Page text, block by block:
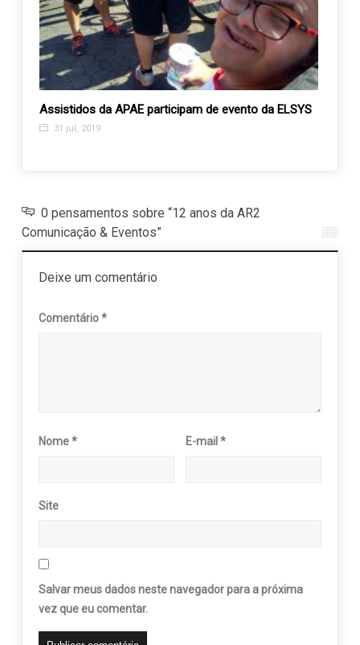
Assistidos da APAE participam de evento da ELSYS
31 jul, 2019
0 pensamentos sobre “12 anos da AR2
Comunicação & Eventos”
Deixe um comentário
Comentário*
Nome* E-mail*
Site
Salvar meus dados neste navegador para a próxima
vez que eu comentar.